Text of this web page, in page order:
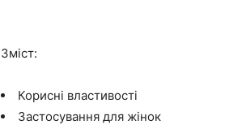
Зміст:
Корисні властивості
Застосування для жінок